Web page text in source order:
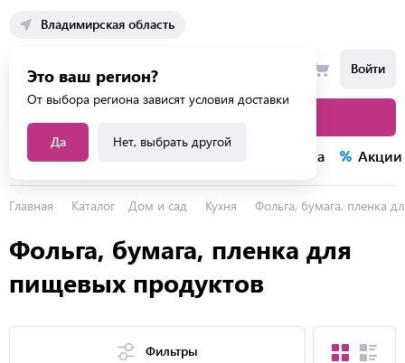
Владимирская область
Это ваш регион?
От выбора региона зависят условия доставки
Да Нет, выбрать другой
Войти
Каталог услуг Распродажа Акции
Главная Каталог Дом и сад Кухня Фольга, бумага, пленка
Фольга, бумага, пленка для
пищевых продуктов
Фильтры